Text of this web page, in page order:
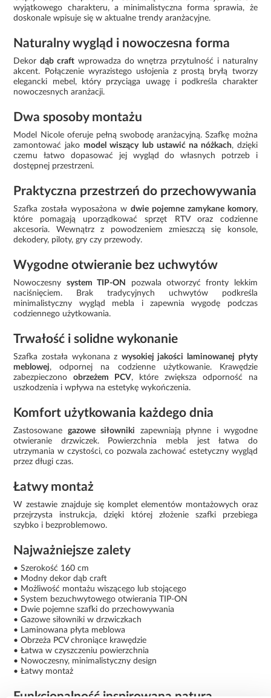
wyjątkowego charakteru, a minimalistyczna forma sprawia, że
doskonale wpisuje się w aktualne trendy aranżacyjne.
Naturalny wygląd i nowoczesna forma
Dekordąb craftwprowadza do wnętrza przytulność i naturalny
akcent. Połączenie wyrazistego usłojenia z prostą bryłą tworzy
elegancki mebel, który przyciąga uwagę i podkreśla charakter
nowoczesnych aranżacji.
Dwa sposoby montażu
Model Nicole oferuje pełną swobodę aranżacyjną. Szafkę można
zamontować jakomodel wiszący lub ustawić na nóżkach, dzięki
czemu łatwo dopasować jej wygląd do własnych potrzeb i
dostępnej przestrzeni.
Praktyczna przestrzeń do przechowywania
Szafka została wyposażona w dwie pojemne zamykane komory,
które pomagają uporządkować sprzęt RTV oraz codzienne
akcesoria. Wewnątrz z powodzeniem zmieszczą się konsole,
dekodery, piloty, gry czy przewody.
Wygodne otwieranie bez uchwytów
Nowoczesny system TIP-ON
pozwala otworzyć fronty lekkim
naciśnięciem. Brak tradycyjnych uchwytów podkreśla
minimalistyczny wygląd mebla i zapewnia wygodę podczas
codziennego użytkowania.
Trwałość i solidne wykonanie
Szafka została wykonana z wysokiej jakości laminowanej płyty
meblowej, odpornej na codzienne użytkowanie. Krawędzie
zabezpieczonoobrzeżem PCV, które zwiększa odporność na
uszkodzenia i wpływa na estetykę wykończenia.
Komfort użytkowania każdego dnia
Zastosowanegazowe siłowniki zapewniają płynne i wygodne
otwieranie drzwiczek. Powierzchnia mebla jest łatwa do
utrzymania w czystości, co pozwala zachować estetyczny wygląd
przez długi czas.
Łatwy montaż
W zestawie znajduje się komplet elementów montażowych oraz
przejrzysta instrukcja, dzięki której złożenie szafki przebiega
szybko i bezproblemowo.
Najważniejsze zalety
• Szerokość 160 cm
• Modny dekor dąb craft
• Możliwość montażu wiszącego lub stojącego
• System bezuchwytowego otwierania TIP-ON
• Dwie pojemne szafki do przechowywania
• Gazowe siłowniki w drzwiczkach
• Laminowana płyta meblowa
• Obrzeża PCV chroniące krawędzie
• Łatwa w czyszczeniu powierzchnia
• Nowoczesny, minimalistyczny design
• Łatwy montaż